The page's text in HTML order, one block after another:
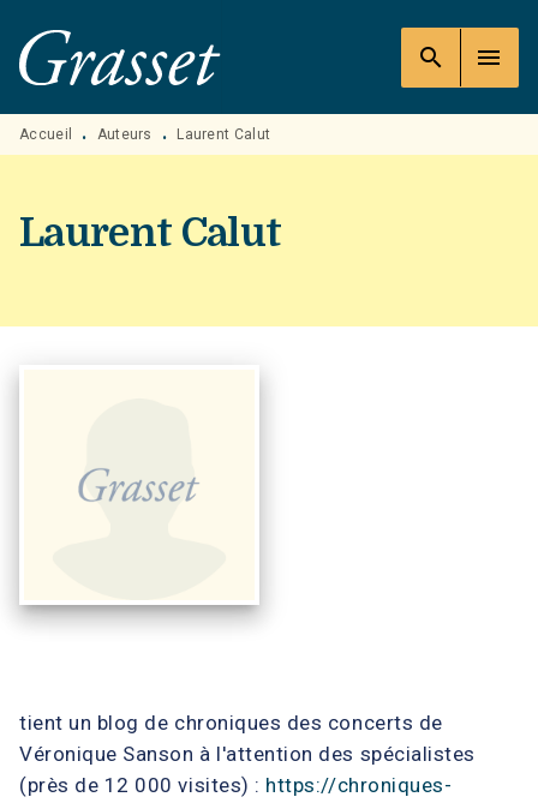
MENU RECHERCHE
PIED DE PAGE
search menu
Accueil • Auteurs • Laurent Calut
Laurent Calut
tient un blog de chroniques des concerts de
Véronique Sanson à l'attention des spécialistes
(près de 12 000 visites) : https://chroniques-